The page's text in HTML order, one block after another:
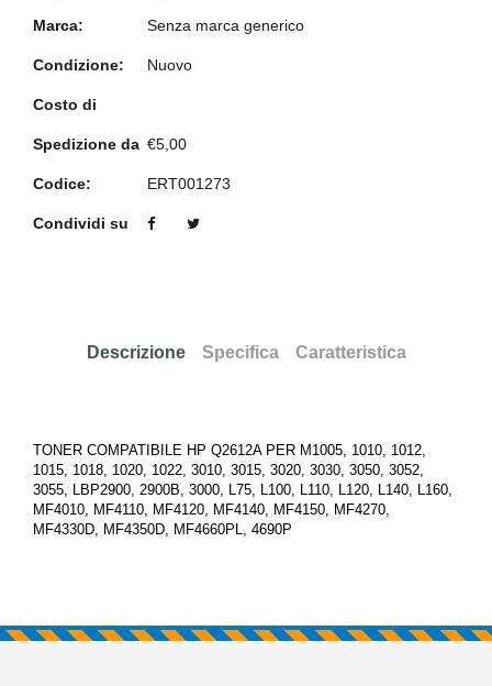
Marca: Senza marca generico
Condizione: Nuovo
Costo di
Spedizione da €5,00
Codice: ERT001273
Condividi su
Descrizione Specifica Caratteristica
TONER COMPATIBILE HP Q2612A PER M1005, 1010, 1012,
1015, 1018, 1020, 1022, 3010, 3015, 3020, 3030, 3050, 3052,
3055, LBP2900, 2900B, 3000, L75, L100, L110, L120, L140, L160,
MF4010, MF4110, MF4120, MF4140, MF4150, MF4270,
MF4330D, MF4350D, MF4660PL, 4690P